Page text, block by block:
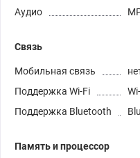
Аудио
Связь
Мобильная связь
Поддержка Wi-Fi
Поддержка Bluetooth
Память и процессор